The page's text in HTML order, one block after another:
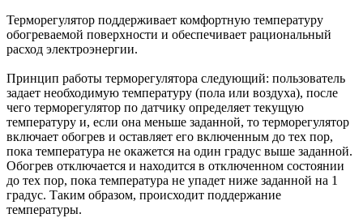
Терморегулятор поддерживает комфортную температуру
обогреваемой поверхности и обеспечивает рациональный
расход электроэнергии.
Принцип работы терморегулятора следующий: пользователь
задает необходимую температуру (пола или воздуха), после
чего терморегулятор по датчику определяет текущую
температуру и, если она меньше заданной, то терморегулятор
включает обогрев и оставляет его включенным до тех пор,
пока температура не окажется на один градус выше заданной.
Обогрев отключается и находится в отключенном состоянии
до тех пор, пока температура не упадет ниже заданной на 1
градус. Таким образом, происходит поддержание
температуры.